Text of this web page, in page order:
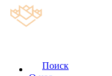
Поиск